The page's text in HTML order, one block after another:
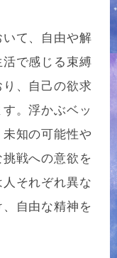
て、自由や解
で感じる束縛
、自己の欲求
。浮かぶベッ
知の可能性や
戦への意欲を
それぞれ異な
自由な精神を